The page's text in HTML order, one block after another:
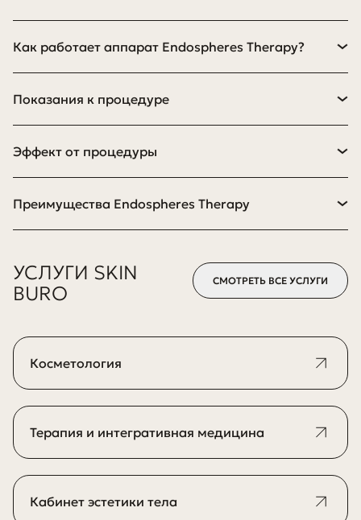
Как работает аппарат Endospheres Therapy?
Показания к процедуре
Эффект от процедуры
Преимущества Endospheres Therapy
УСЛУГИ SKIN
BURO
СМОТРЕТЬ ВСЕ УСЛУГИ
Косметология
Терапия и интегративная медицина
Кабинет эстетики тела